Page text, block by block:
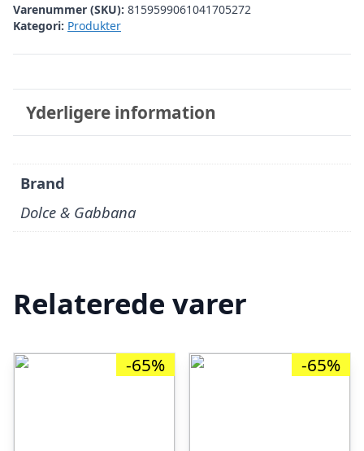
Varenummer (SKU): 8159599061041705272
Kategori: Produkter
Yderligere information
Brand
Dolce & Gabbana
Relaterede varer
-65% -65%